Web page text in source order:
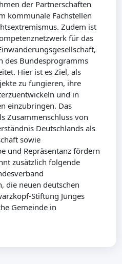
der Partnerschaften
kommunale Fachstellen
Zudem ist
für das
des Bundesprogramms
Hier ist es Ziel, als
zu fungieren, ihre
und in
einzubringen. Das
Zusammenschluss von
Deutschlands als
sowie
und Repräsentanz fördern
zusätzlich folgende
die neuen deutschen
Stiftung Junges
Gemeinde in